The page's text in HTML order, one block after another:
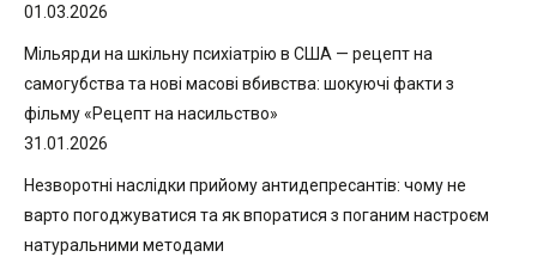
01.03.2026
Мільярди на шкільну психіатрію в США — рецепт на
самогубства та нові масові вбивства: шокуючі факти з
фільму «Рецепт на насильство»
31.01.2026
Незворотні наслідки прийому антидепресантів: чому не
варто погоджуватися та як впоратися з поганим настроєм
натуральними методами